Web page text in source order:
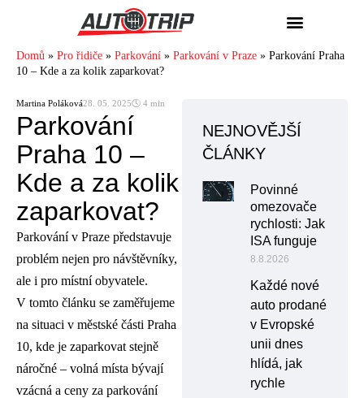
Domů » Pro řidiče » Parkování » Parkování v Praze » Parkování Praha
10 – Kde a za kolik zaparkovat?
Martina Poláková28. 05. 2025🕓 4 min
Parkování
Praha 10 –
Kde a za kolik
zaparkovat?
Parkování v Praze představuje
problém nejen pro návštěvníky,
ale i pro místní obyvatele.
V tomto článku se zaměřujeme
na situaci v městské části Praha
10, kde je zaparkovat stejně
náročné – volná místa bývají
vzácná a ceny za parkování
NEJNOVĚJŠÍ
ČLÁNKY
Povinné
omezovače
rychlosti: Jak
ISA funguje
8.8.2026
Každé nové
auto prodané
v Evropské
unii dnes
hlídá, jak
rychle